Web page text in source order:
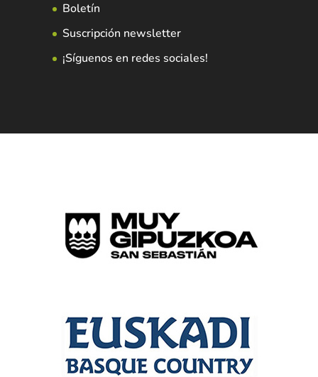
Boletín
Suscripción newsletter
¡Síguenos en redes sociales!